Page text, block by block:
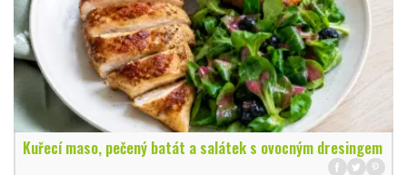
Kuřecí maso, pečený batát a salátek s ovocným dresingem